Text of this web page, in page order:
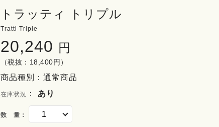
トラッティ トリプル
Tratti Triple
20,240 円
（税抜：18,400円）
商品種別：通常商品
在庫状況 ： あり
数 量：